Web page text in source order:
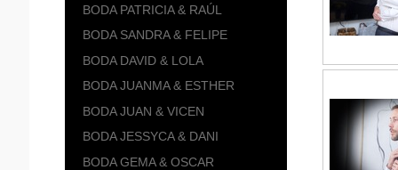
BODA PATRICIA & RAÚL
BODA SANDRA & FELIPE
BODA DAVID & LOLA
BODA JUANMA & ESTHER
BODA JUAN & VICEN
BODA JESSYCA & DANI
BODA GEMA & OSCAR